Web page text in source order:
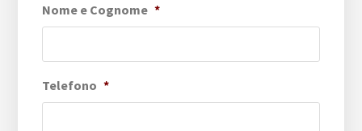
Nome e Cognome *
Telefono *